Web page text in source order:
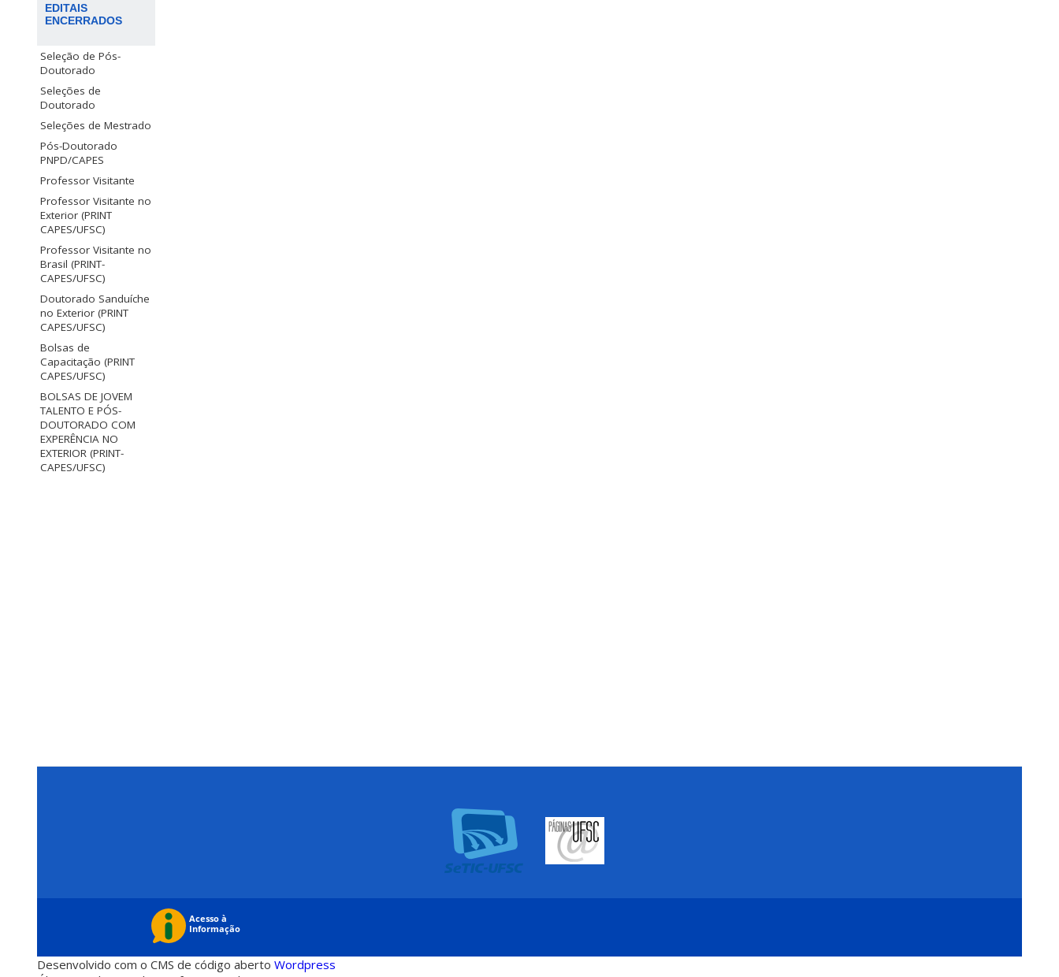
EDITAIS
ENCERRADOS
Seleção de Pós-
Doutorado
Seleções de
Doutorado
Seleções de Mestrado
Pós-Doutorado
PNPD/CAPES
Professor Visitante
Professor Visitante no
Exterior (PRINT
CAPES/UFSC)
Professor Visitante no
Brasil (PRINT-
CAPES/UFSC)
Doutorado Sanduíche
no Exterior (PRINT
CAPES/UFSC)
Bolsas de
Capacitação (PRINT
CAPES/UFSC)
BOLSAS DE JOVEM
TALENTO E PÓS-
DOUTORADO COM
EXPERÊNCIA NO
EXTERIOR (PRINT-
CAPES/UFSC)
Desenvolvido com o CMS de código aberto Wordpress